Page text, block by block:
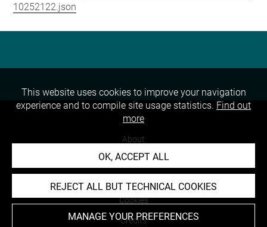
10252122.json
About
Contact Us
Cookies
Credits
This website uses cookies to improve your navigation
experience and to compile site usage statistics. Find out
more
OK, ACCEPT ALL
REJECT ALL BUT TECHNICAL COOKIES
MANAGE YOUR PREFERENCES